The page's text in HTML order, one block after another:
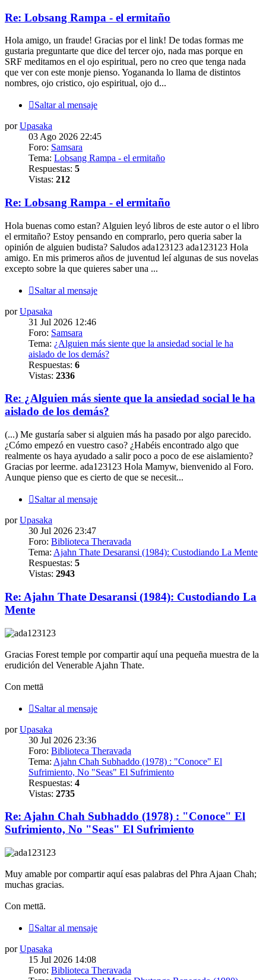
Re: Lobsang Rampa - el ermitaño
Hola amigo, un fraude! Gracias por el link! De todas formas me
gustaria preguntarte que dice del tercer ojo, nada mas porque en
SRF meditamos en el ojo espiritual, pero no creo que tenga nada
que ver con este monje pienso. Yogananda lo llama de distintos
nombres, ojo cristico, ojo espiritual, ojo d...
Saltar al mensaje
porUpasaka
03 Ago 2026 22:45
Foro: Samsara
Tema: Lobsang Rampa - el ermitaño
Respuestas: 5
Vistas: 212
Re: Lobsang Rampa - el ermitaño
Hola buenas como estan? Alguien leyó libros de este autor o el libro
el ermitaño? Estoy pensando en comprarlo, pero queria saber la
opinión de alguien budista? Saludos ada123123 ada123123 Hola
amigo. En mis primeros años de juventud leí algunas de sus novelas
excepto sobre la que quieres saber una ...
Saltar al mensaje
porUpasaka
31 Jul 2026 12:46
Foro: Samsara
Tema: ¿Alguien más siente que la ansiedad social le ha
aislado de los demás?
Respuestas: 6
Vistas: 2336
Re: ¿Alguien más siente que la ansiedad social le ha
aislado de los demás?
(...) Me gustaría saber si alguien más ha pasado por algo parecido.
¿Cómo empezó en vuestro caso? ¿Habéis encontrado algo que
realmente os haya ayudado a salir poco a poco de ese aislamiento?
Gracias por leerme. ada123123 Hola Mamyw, bienvenido al Foro.
Aunque pienso que es cierto de que se necesit...
Saltar al mensaje
porUpasaka
30 Jul 2026 23:47
Foro: Biblioteca Theravada
Tema: Ajahn Thate Desaransi (1984): Custodiando La Mente
Respuestas: 5
Vistas: 2943
Re: Ajahn Thate Desaransi (1984): Custodiando La
Mente
Gracias Forest temple por compartir aquí una pequeña muestra de la
erudición del Venerable Ajahn Thate.
Con mettā
Saltar al mensaje
porUpasaka
30 Jul 2026 23:36
Foro: Biblioteca Theravada
Tema: Ajahn Chah Subhaddo (1978) : "Conoce" El
Sufrimiento, No "Seas" El Sufrimiento
Respuestas: 4
Vistas: 2735
Re: Ajahn Chah Subhaddo (1978) : "Conoce" El
Sufrimiento, No "Seas" El Sufrimiento
Muy amable por compartir aquí esas palabras del Phra Ajaan Chah;
muchas gracias.
Con mettā.
Saltar al mensaje
porUpasaka
15 Jul 2026 14:08
Foro: Biblioteca Theravada